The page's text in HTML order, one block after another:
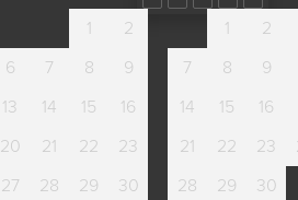
1
2
6 7 8
9
13 14 15
16
20 21 22
23
27 28 29
30
1 2
7
8 9
14
15 16
21
22 23
28
29 30